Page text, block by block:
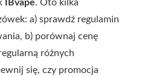
IBvape. Oto kilka
a) sprawdź regulamin
b) porównaj cenę
różnych
się, czy promocja